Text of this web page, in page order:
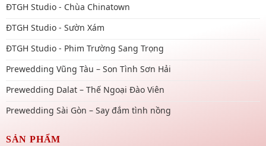
ĐTGH Studio - Chùa Chinatown
ĐTGH Studio - Sườn Xám
ĐTGH Studio - Phim Trường Sang Trọng
Prewedding Vũng Tàu – Son Tình Sơn Hải
Prewedding Dalat – Thế Ngoại Đào Viên
Prewedding Sài Gòn – Say đắm tình nồng
SẢN PHẨM